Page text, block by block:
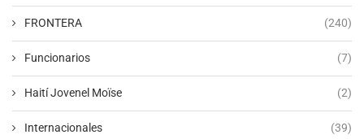
FRONTERA (240)
Funcionarios (7)
Haití Jovenel Moïse (2)
Internacionales (39)